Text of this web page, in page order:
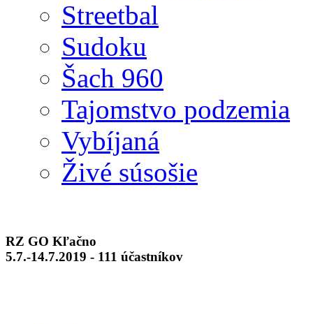
Streetbal
Sudoku
Šach 960
Tajomstvo podzemia
Vybíjaná
Živé súsošie
RZ GO Kľačno
5.7.-14.7.2019 - 111 účastníkov